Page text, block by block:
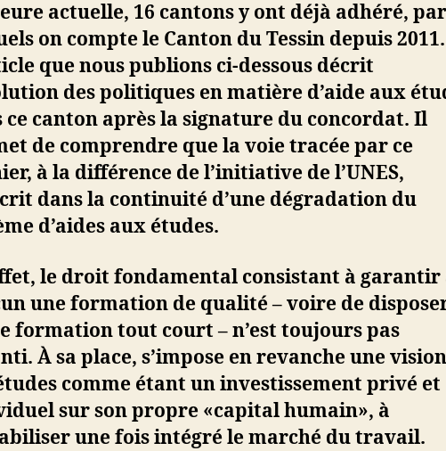
actuelle, 16 cantons y ont déjà adhéré,
on compte le Canton du Tessin depuis 2011.
que nous publions ci-dessous décrit
des politiques en matière d’aide aux
ce canton après la signature du concordat. Il
de comprendre que la voie tracée par ce
à la différence de l’initiative de l’UNES,
dans la continuité d’une dégradation du
d’aides aux études.
le droit fondamental consistant à garantir
une formation de qualité – voire de
formation tout court – n’est toujours pas
À sa place, s’impose en revanche une vision
comme étant un investissement privé et
sur son propre «capital humain», à
une fois intégré le marché du travail.